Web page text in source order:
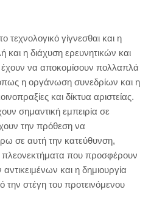
τεχνολογικό γίγνεσθαι και η
και η διάχυση ερευνητικών και
να αποκομίσουν πολλαπλά
η οργάνωση συνεδρίων και η
και δίκτυα αριστείας.
σημαντική εμπειρία σε
την πρόθεση να
σε αυτή την κατεύθυνση,
πλεονεκτήματα που προσφέρουν
και η δημιουργία
την στέγη του προτεινόμενου